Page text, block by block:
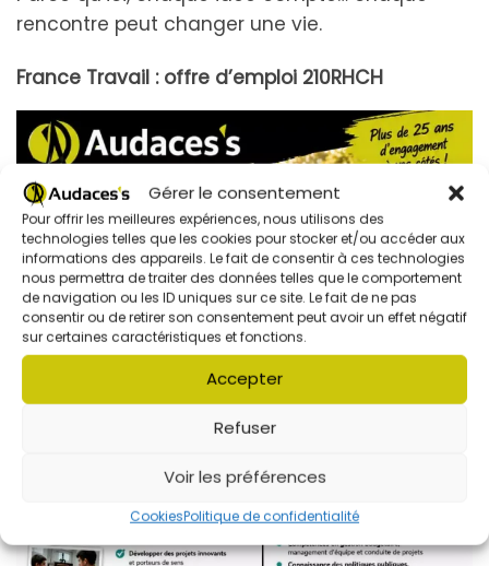
Gérer le consentement
Pour offrir les meilleures expériences, nous utilisons des
technologies telles que les cookies pour stocker et/ou accéder aux
informations des appareils. Le fait de consentir à ces technologies
nous permettra de traiter des données telles que le comportement
de navigation ou les ID uniques sur ce site. Le fait de ne pas
consentir ou de retirer son consentement peut avoir un effet négatif
sur certaines caractéristiques et fonctions.
Accepter
Refuser
Voir les préférences
CookiesPolitique de confidentialité
rencontre peut changer une vie.
France Travail : offre d’emploi 210RHCH